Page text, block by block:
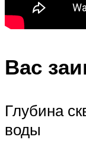
Вас
Глубина
воды